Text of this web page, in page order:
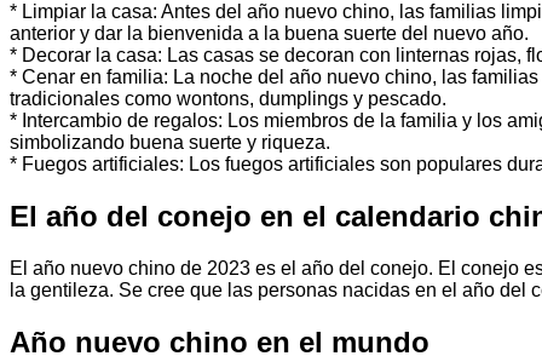
* Limpiar la casa: Antes del año nuevo chino, las familias
anterior y dar la bienvenida a la buena suerte del nuevo año.
* Decorar la casa: Las casas se decoran con linternas rojas,
* Cenar en familia: La noche del año nuevo chino, las
tradicionales como wontons, dumplings y pescado.
* Intercambio de regalos: Los miembros de la familia y los
simbolizando buena suerte y riqueza.
* Fuegos artificiales: Los fuegos artificiales son populares
El año del conejo en el calendario
El año nuevo chino de 2023 es el año del conejo. El conejo
la gentileza. Se cree que las personas nacidas en el año del
Año nuevo chino en el mundo